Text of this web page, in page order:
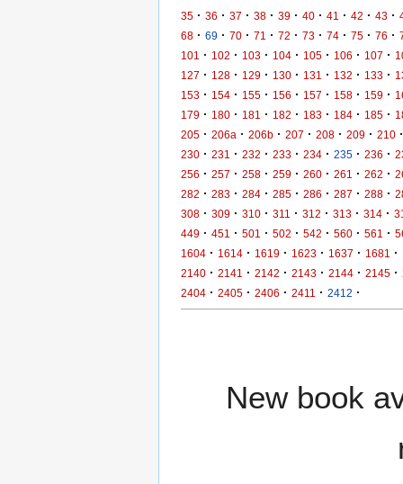
35 · 36 · 37 · 38 · 39 · 40 · 41 · 42 · 43 ·
68 · 69 · 70 · 71 · 72 · 73 · 74 · 75 · 76 ·
101
· 102 · 103 · 104 · 105 · 106 · 107 ·
127 · 128 · 129 · 130 · 131 · 132 · 133 ·
153 · 154 · 155 · 156 · 157 · 158 · 159 ·
179 · 180 · 181 · 182 · 183 · 184 · 185 ·
205 · 206a · 206b · 207 · 208 · 209 · 210 ·
230 · 231 · 232 · 233 · 234 · 235 · 236 ·
256 · 257 · 258 · 259 · 260 · 261 · 262 ·
282 · 283 · 284 · 285 · 286 · 287 · 288 ·
308 · 309 · 310 · 311 · 312 · 313 · 314 ·
449 · 451 · 501 · 502 · 542 · 560 · 561 ·
1604 · 1614 · 1619 · 1623 · 1637 · 1681 ·
2140 · 2141 · 2142 · 2143 · 2144 · 2145 ·
2404 · 2405 · 2406 · 2411 · 2412 ·
New book